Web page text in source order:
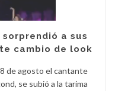
a sus
cambio de look
de agosto el cantante
se subió a la tarima